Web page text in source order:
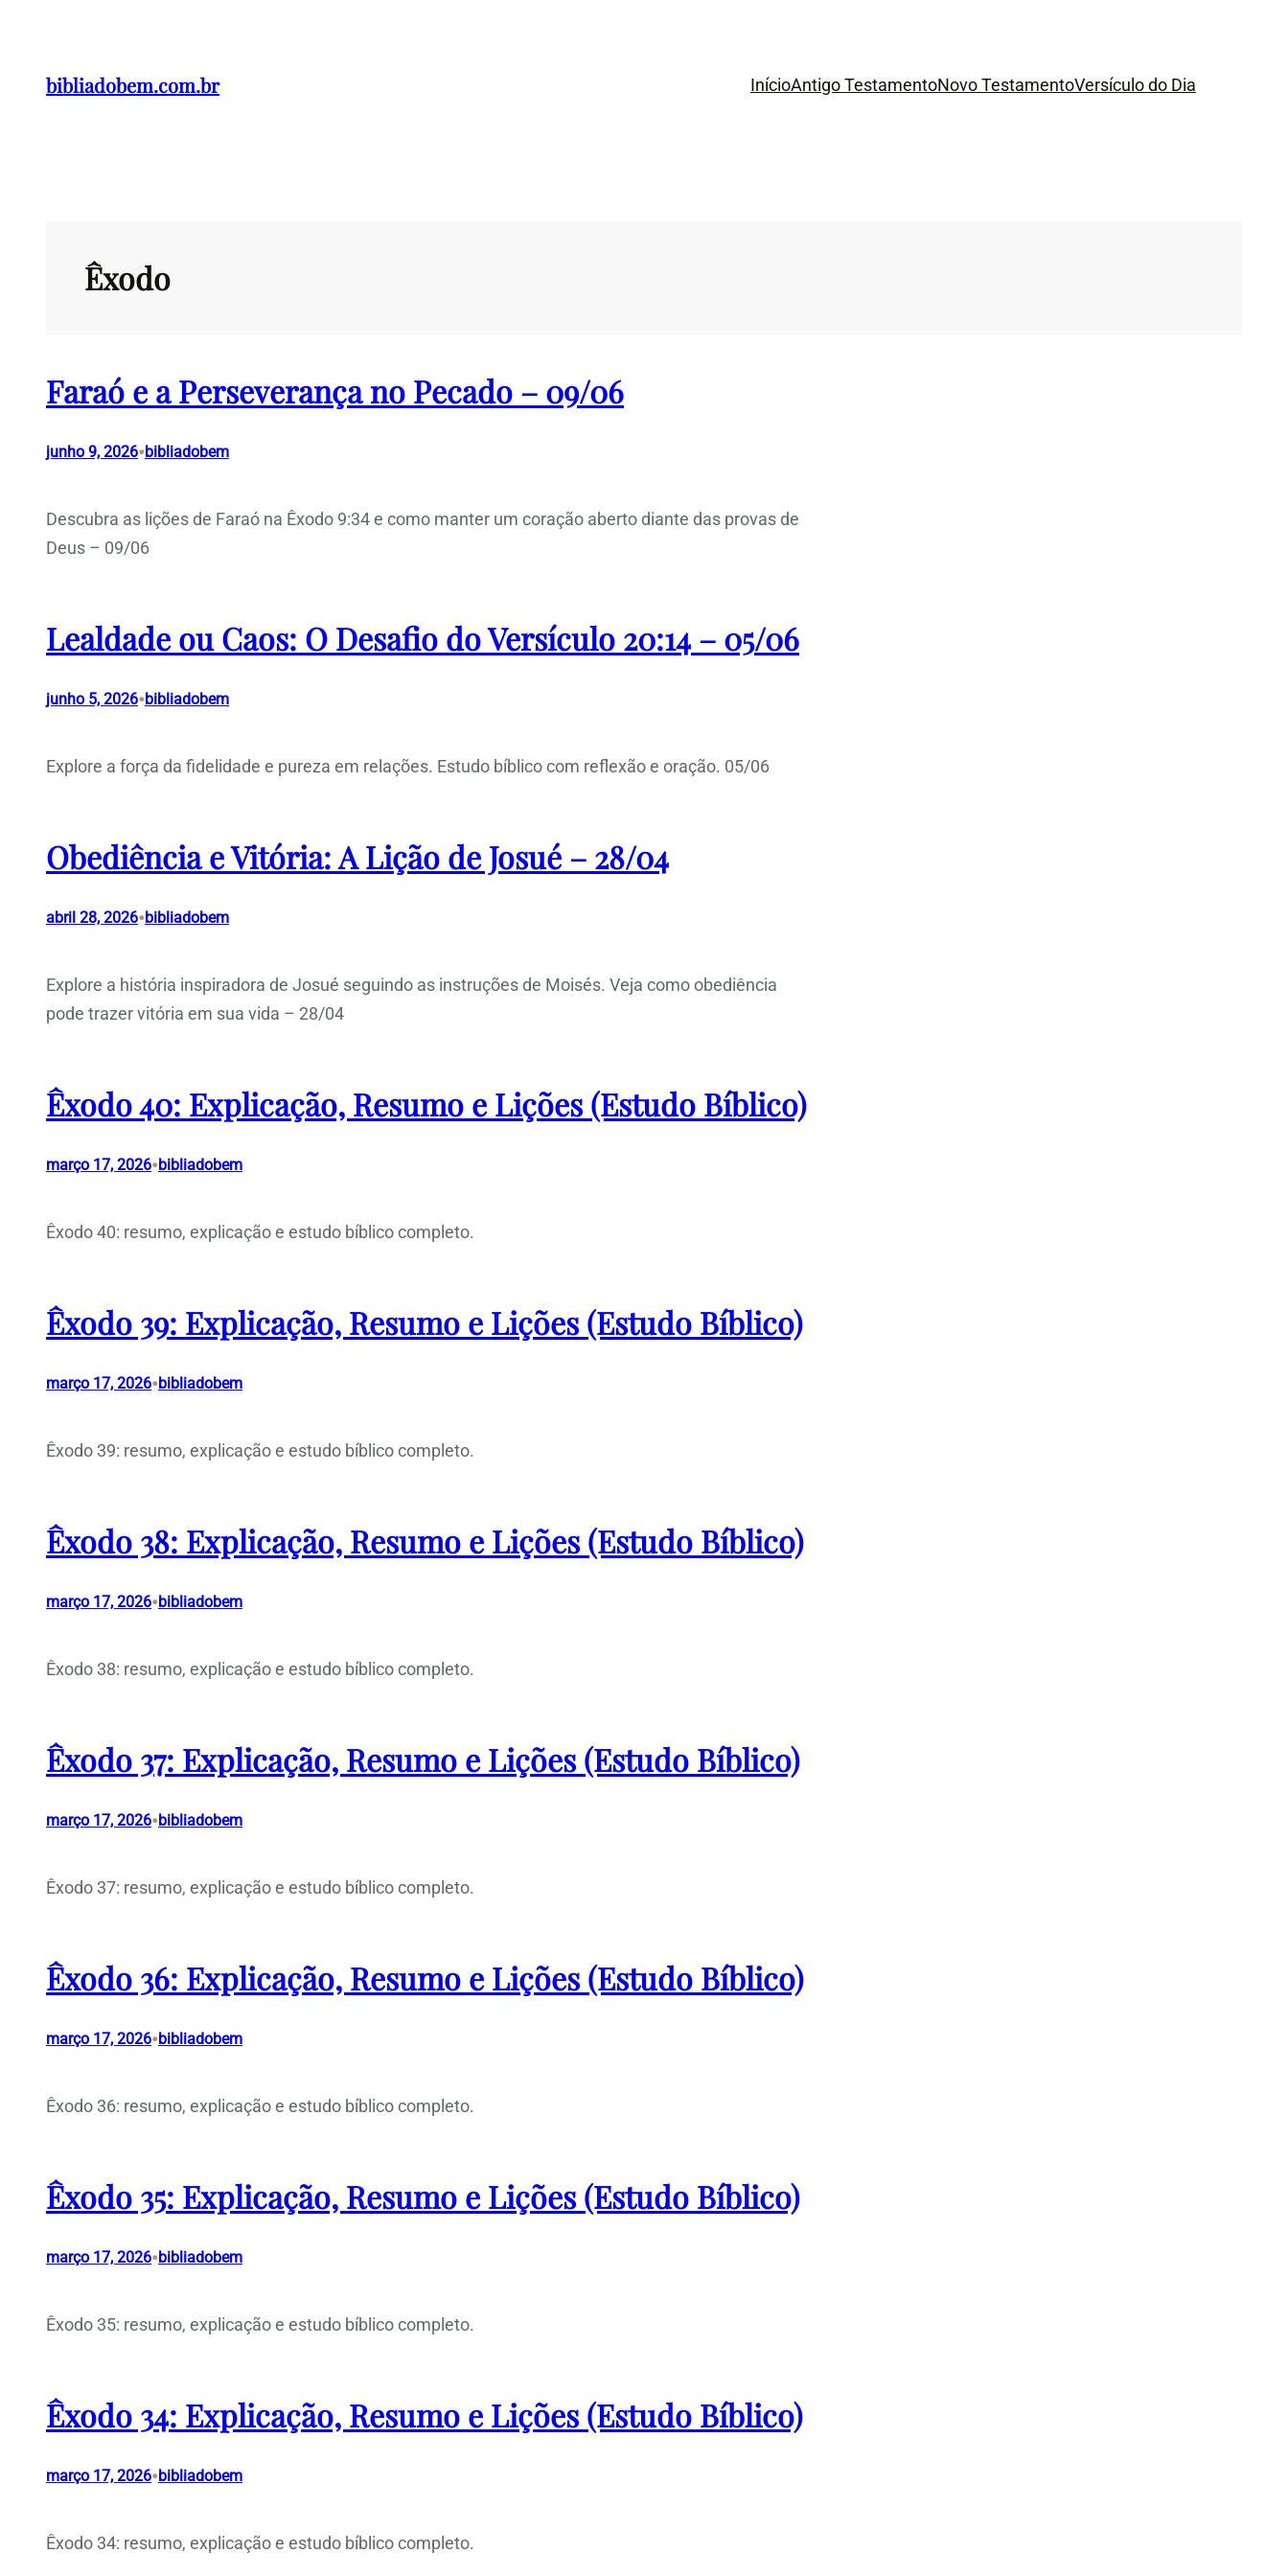
bibliadobem.com.br InícioAntigo TestamentoNovo TestamentoVersículo do Dia
Êxodo
Faraó e a Perseverança no Pecado – 09/06
junho 9, 2026•bibliadobem
Descubra as lições de Faraó na Êxodo 9:34 e como manter um coração aberto diante das provas de
Deus – 09/06
Lealdade ou Caos: O Desafio do Versículo 20:14 – 05/06
junho 5, 2026•bibliadobem
Explore a força da fidelidade e pureza em relações. Estudo bíblico com reflexão e oração. 05/06
Obediência e Vitória: A Lição de Josué – 28/04
abril 28, 2026•bibliadobem
Explore a história inspiradora de Josué seguindo as instruções de Moisés. Veja como obediência
pode trazer vitória em sua vida – 28/04
Êxodo 40: Explicação, Resumo e Lições (Estudo Bíblico)
março 17, 2026•bibliadobem
Êxodo 40: resumo, explicação e estudo bíblico completo.
Êxodo 39: Explicação, Resumo e Lições (Estudo Bíblico)
março 17, 2026•bibliadobem
Êxodo 39: resumo, explicação e estudo bíblico completo.
Êxodo 38: Explicação, Resumo e Lições (Estudo Bíblico)
março 17, 2026•bibliadobem
Êxodo 38: resumo, explicação e estudo bíblico completo.
Êxodo 37: Explicação, Resumo e Lições (Estudo Bíblico)
março 17, 2026•bibliadobem
Êxodo 37: resumo, explicação e estudo bíblico completo.
Êxodo 36: Explicação, Resumo e Lições (Estudo Bíblico)
março 17, 2026•bibliadobem
Êxodo 36: resumo, explicação e estudo bíblico completo.
Êxodo 35: Explicação, Resumo e Lições (Estudo Bíblico)
março 17, 2026•bibliadobem
Êxodo 35: resumo, explicação e estudo bíblico completo.
Êxodo 34: Explicação, Resumo e Lições (Estudo Bíblico)
março 17, 2026•bibliadobem
Êxodo 34: resumo, explicação e estudo bíblico completo.